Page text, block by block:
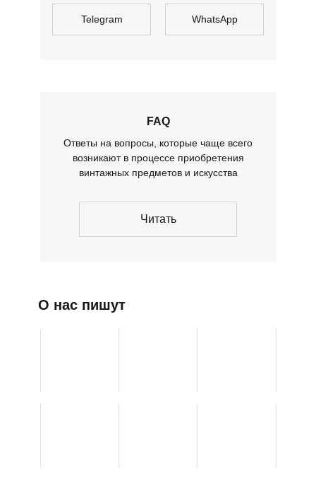
Telegram WhatsApp
FAQ
Ответы на вопросы, которые чаще всего
возникают в процессе приобретения
винтажных предметов и искусства
Читать
О нас пишут